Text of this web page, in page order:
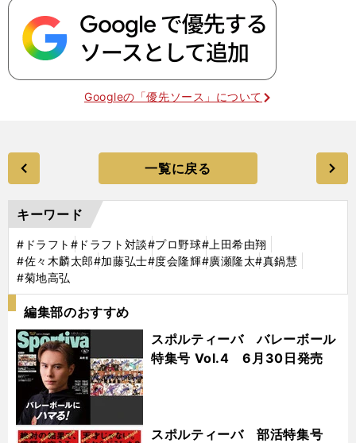
Googleの「優先ソース」について
一覧に戻る
キーワード
#ドラフト #ドラフト対談#プロ野球#上田希由翔
#佐々木麟太郎#加藤弘士#度会隆輝#廣瀬隆太#真鍋慧
#菊地高弘
編集部のおすすめ
スポルティーバ バレーボール
特集号 Vol.4 6月30日発売
スポルティーバ 部活特集号